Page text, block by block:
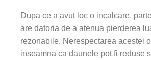
Dupa ce a avut loc o incalcare,
are datoria de a atenua pierderea
rezonabile. Nerespectarea acestei
inseamna ca daunele pot fi reduse